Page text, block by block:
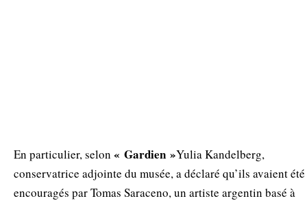
En particulier, selon « Gardien »Yulia Kandelberg,
conservatrice adjointe du musée, a déclaré qu’ils avaient été
encouragés par Tomas Saraceno, un artiste argentin basé à